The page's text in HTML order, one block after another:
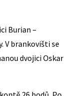
Burian –
V brankovišti se
dvojici Oskar